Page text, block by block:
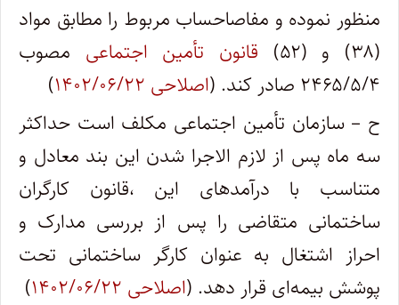
منظور نموده و مفاصاحساب مربوط را مطابق مواد
(۳۸) و (۵۲)
قانون تأمین اجتماعی مصوب
۲۴۶۵/۵/۴ صادر کند. (
اصلاحی ۱۴۰۲/۰۶/۲۲
)
ح – سازمان تأمین اجتماعی مکلف است حداکثر
سه ماه پس از لازم الاجرا شدن این بند معادل و
متناسب با درآمدهای این ،قانون کارگران
ساختمانی متقاضی را پس از بررسی مدارک و
احراز اشتغال به عنوان کارگر ساختمانی تحت
پوشش بیمه‌ای قرار دهد. (اصلاحی ۱۴۰۲/۰۶/۲۲
)